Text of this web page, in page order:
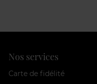
Nos services
Carte de fidélité